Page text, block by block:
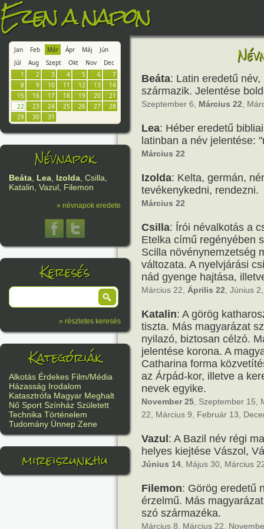
Ezen a napon
Jan Feb Már Ápr Máj
Jún
Júl
Aug Szept Okt Nov
Dec
1
2 3 4 5 6
7
8
9 10 11 12 13
14
15
16 17 18 19 20
21
22
23 24 25 26 27
28
29
30 31
Névnapok
Beáta, Lea, Izolda, Csilla,
Katalin, Vazul, Filemon
» névnapok eredete
Keresés
» részletes keresés
Kategóriák
Alkotás Érdekes Film/Média
Házasság Irodalom
Katasztrófa Magyar Meghalt
Nő Sport Színház Született
Technika Történelem
Tudomány Ünnep Zene
mireiszunk.hu
Beáta: Latin eredetű
származik. Jelentése
Szeptember 6, Március 22 ,
Lea: Héber eredetű
latinban a név jelentése:
Március 22
Izolda: Kelta, germán,
tevékenykedni, rendezni.
Március 22
Csilla: Írói névalkotás a
Etelka című regényében
Scilla növénynemzetség
változata. A nyelvjárási
nád gyenge hajtása,
Március 22, Április 22 , Június
Katalin: A görög
tiszta. Más magyarázat
nyilazó, biztosan célzó.
jelentése korona. A
Catharina forma
az Árpád-kor, illetve a
nevek egyike.
November 25 , Szeptember 15,
22, Március 9, Február 13,
Vazul : A Bazil név régi
helyes kiejtése Vászol,
Június 14 , Május 30, Március
Filemon: Görög eredetű
érzelmű. Más
szó származéka.
Március 8, Március 22,